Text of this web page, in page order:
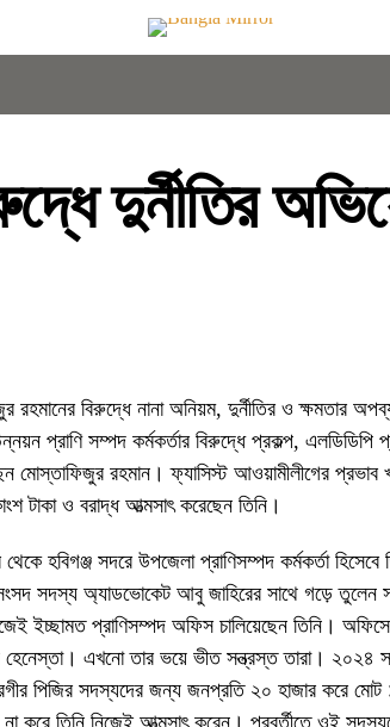
দুর্নীতির
রহমানের বিরুদ্ধে নানা অনিয়ম, দুর্নীতির ও ক্ষমতার
প্রাণি সম্পদ কর্মকর্তার বিরুদ্ধে প্রকল্প, এলডিডিপি
মোস্তাফিজুর রহমান। ফ্যাসিস্ট আওয়ামীলীগের প্রভাব
টাকা ও বরাদ্ধ আত্মসাৎ করেছেন তিনি।
হবিগঞ্জ সদরে উপজেলা প্রাণিসম্পদ কর্মকর্তা হিসেবে
সদস্য অ্যাডভোকেট আবু জাহিরের সাথে গড়ে তুলেন
ইচ্ছামত প্রাণিসম্পদ অফিস চালিয়েছেন তিনি।
এখনো তার ভয়ে ভীত সন্ত্রস্ত তারা। ২০২৪
পিজির সদস্যদের জন্য জনপ্রতি ২০ হাজার করে
করে তিনি নিজেই আত্মসাৎ করেন। পরবর্তীতে ওই